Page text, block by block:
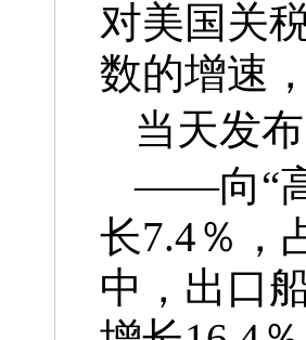
对美国关
数的增速
当天发
——向“高
长7.4％，
中，出口